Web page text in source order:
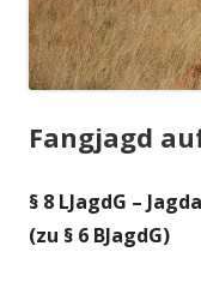
Fangjagd
§ 8 LJagdG –
(zu § 6 BJagdG)